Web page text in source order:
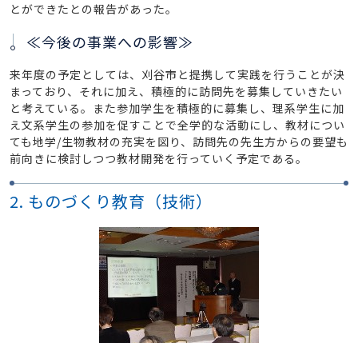
とができたとの報告があった。
≪今後の事業への影響≫
来年度の予定としては、刈谷市と提携して実践を行うことが決
まっており、それに加え、積極的に訪問先を募集していきたい
と考えている。また参加学生を積極的に募集し、理系学生に加
え文系学生の参加を促すことで全学的な活動にし、教材につい
ても地学/生物教材の充実を図り、訪問先の先生方からの要望も
前向きに検討しつつ教材開発を行っていく予定である。
2. ものづくり教育（技術）